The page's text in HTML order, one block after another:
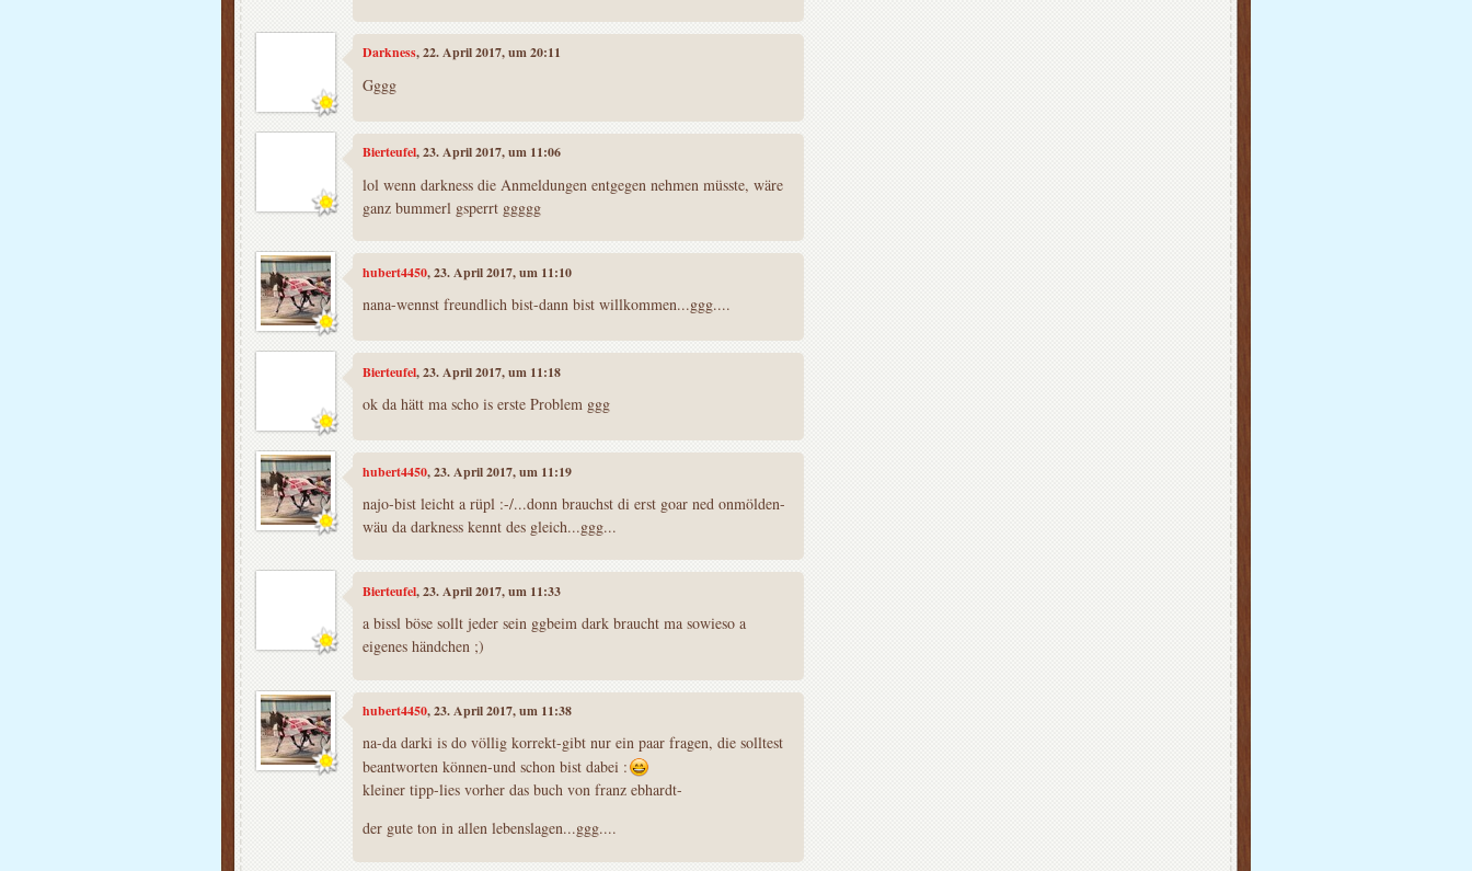
Darkness, 22. April 2017, um 20:11
Gggg
Bierteufel, 23. April 2017, um 11:06
lol wenn darkness die Anmeldungen entgegen nehmen müsste, wäre
ganz bummerl gsperrt ggggg
hubert4450, 23. April 2017, um 11:10
nana-wennst freundlich bist-dann bist willkommen...ggg....
Bierteufel, 23. April 2017, um 11:18
ok da hätt ma scho is erste Problem ggg
hubert4450, 23. April 2017, um 11:19
najo-bist leicht a rüpl :-/...donn brauchst di erst goar ned onmölden-
wäu da darkness kennt des gleich...ggg...
Bierteufel, 23. April 2017, um 11:33
a bissl böse sollt jeder sein ggbeim dark braucht ma sowieso a
eigenes händchen ;)
hubert4450, 23. April 2017, um 11:38
na-da darki is do völlig korrekt-gibt nur ein paar fragen, die solltest
beantworten können-und schon bist dabei :
kleiner tipp-lies vorher das buch von franz ebhardt-
der gute ton in allen lebenslagen...ggg....